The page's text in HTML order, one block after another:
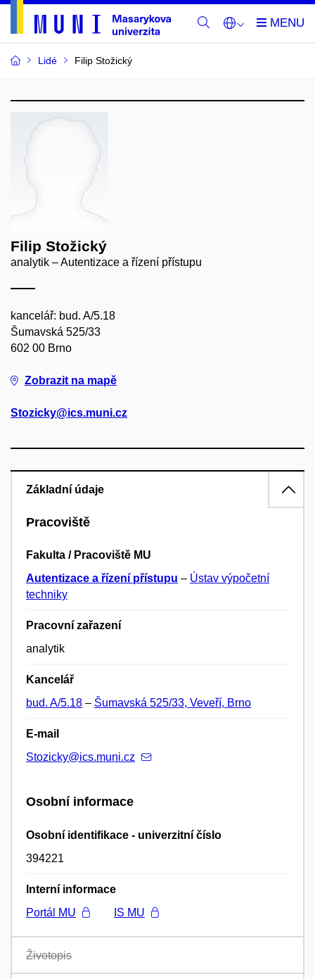
Lidé Filip Stožický
Filip Stožický
analytik – Autentizace a řízení přístupu
kancelář: bud. A/5.18
Šumavská 525/33
602 00 Brno
Zobrazit na mapě
Stozicky@ics.muni.cz
Základní údaje
Pracoviště
Fakulta / Pracoviště MU
Autentizace a řízení přístupu – Ústav výpočetní
techniky
Pracovní zařazení
analytik
Kancelář
bud. A/5.18 – Šumavská 525/33, Veveří, Brno
E-mail
Stozicky@ics.muni.cz
Osobní informace
Osobní identifikace - univerzitní číslo
394221
Interní informace
Portál MU
IS MU
Životopis